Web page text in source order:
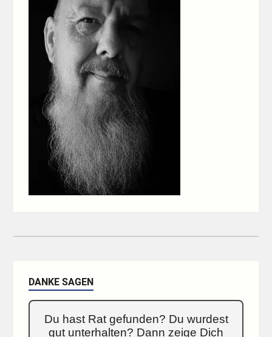
DANKE SAGEN
Du hast Rat gefunden? Du wurdest
gut unterhalten? Dann zeige Dich